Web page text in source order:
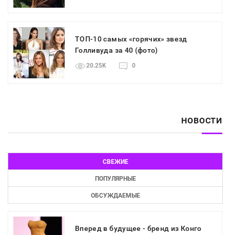
ТОП-10 самых «горячих» звезд
Голливуда за 40 (фото)
20.25K 0
НОВОСТИ
СВЕЖИЕ
ПОПУЛЯРНЫЕ
ОБСУЖДАЕМЫЕ
Вперед в будущее - бренд из Конго